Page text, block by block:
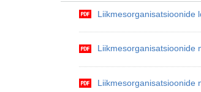
Liikmesorganisatsioonide
Liikmesorganisatsioonide
Liikmesorganisatsioonide